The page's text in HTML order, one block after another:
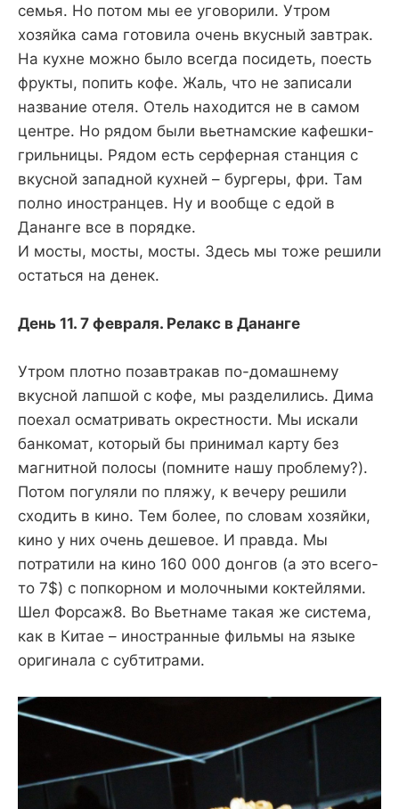
семья. Но потом мы ее уговорили. Утром
хозяйка сама готовила очень вкусный завтрак.
На кухне можно было всегда посидеть, поесть
фрукты, попить кофе. Жаль, что не записали
название отеля. Отель находится не в самом
центре. Но рядом были вьетнамские кафешки-
грильницы. Рядом есть серферная станция с
вкусной западной кухней – бургеры, фри. Там
полно иностранцев. Ну и вообще с едой в
Дананге все в порядке.
И мосты, мосты, мосты. Здесь мы тоже решили
остаться на денек.
День 11. 7 февраля. Релакс в Дананге
Утром плотно позавтракав по-домашнему
вкусной лапшой с кофе, мы разделились. Дима
поехал осматривать окрестности. Мы искали
банкомат, который бы принимал карту без
магнитной полосы (помните нашу проблему?).
Потом погуляли по пляжу, к вечеру решили
сходить в кино. Тем более, по словам хозяйки,
кино у них очень дешевое. И правда. Мы
потратили на кино 160 000 донгов (а это всего-
то 7$) с попкорном и молочными коктейлями.
Шел Форсаж8. Во Вьетнаме такая же система,
как в Китае – иностранные фильмы на языке
оригинала с субтитрами.